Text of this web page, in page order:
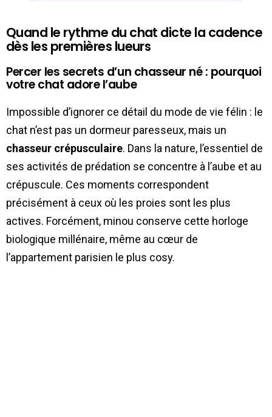
Quand le rythme du chat dicte la cadence
dès les premières lueurs
Percer les secrets d’un chasseur né : pourquoi
votre chat adore l’aube
Impossible d’ignorer ce détail du mode de vie félin : le
chat n’est pas un dormeur paresseux, mais un
chasseur crépusculaire. Dans la nature, l’essentiel de
ses activités de prédation se concentre à l’aube et au
crépuscule. Ces moments correspondent
précisément à ceux où les proies sont les plus
actives. Forcément, minou conserve cette horloge
biologique millénaire, même au cœur de
l’appartement parisien le plus cosy.